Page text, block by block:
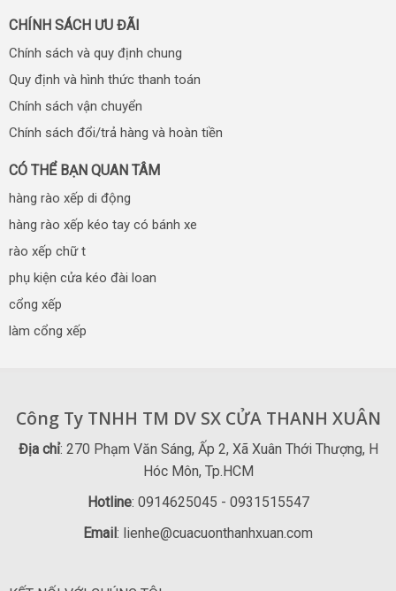
CHÍNH SÁCH ƯU ĐÃI
Chính sách và quy định chung
Quy định và hình thức thanh toán
Chính sách vận chuyển
Chính sách đổi/trả hàng và hoàn tiền
CÓ THỂ BẠN QUAN TÂM
hàng rào xếp di động
hàng rào xếp kéo tay có bánh xe
rào xếp chữ t
phụ kiện cửa kéo đài loan
cổng xếp
làm cổng xếp
Công Ty TNHH TM DV SX CỬA THANH XUÂN
Địa chỉ: 270 Phạm Văn Sáng, Ấp 2, Xã Xuân Thới Thượng, H
Hóc Môn, Tp.HCM
Hotline: 0914625045 - 0931515547
Email: lienhe@cuacuonthanhxuan.com